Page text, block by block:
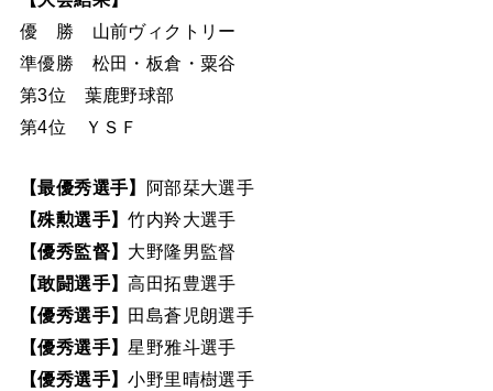
優 勝 山前ヴィクトリー
準優勝 松田・板倉・粟谷
第3位 葉鹿野球部
第4位 ＹＳＦ
【最優秀選手】 阿部栞大選手
【殊勲選手】竹内羚大選手
【優秀監督】 大野隆男監督
【敢闘選手】高田拓豊選手
【優秀選手】 田島蒼児朗選手
【優秀選手】星野雅斗選手
【優秀選手】小野里晴樹選手